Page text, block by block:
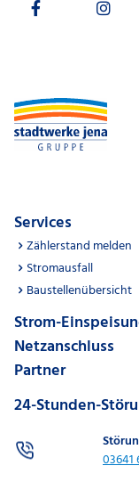
Services
Zählerstand melden
Stromausfall
Baustellenübersicht
Strom-
Netzanschluss
Partner
24-Stunden-